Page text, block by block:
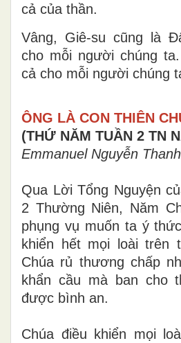
cả của thần.
Vâng, Giê-su cũng là
cho mỗi người chúng
cả cho mỗi người chúng
ÔNG LÀ CON THIÊN
(THỨ NĂM TUẦN 2 TN
Emmanuel Nguyễn
Qua Lời Tổng Nguyện
2 Thường Niên, Năm
phụng vụ muốn ta ý
khiển hết mọi loài trên
Chúa rủ thương chấp
khẩn cầu mà ban cho
được bình an.
Chúa điều khiển mọi